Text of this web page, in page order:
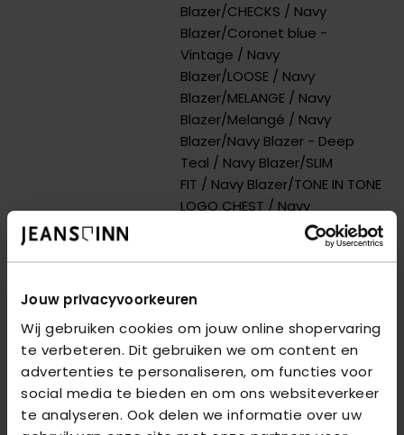
Jouw privacyvoorkeuren
Wij gebruiken cookies om jouw online shopervaring
te verbeteren. Dit gebruiken we om content en
advertenties te personaliseren, om functies voor
social media te bieden en om ons websiteverkeer
te analyseren. Ook delen we informatie over uw
Blazer/CHECKS / Navy
Blazer/Coronet blue -
Vintage / Navy
Blazer/LOOSE / Navy
Blazer/MELANGE / Navy
Blazer/Melangé / Navy
Blazer/Navy Blazer - Deep
Teal / Navy Blazer/SLIM
FIT / Navy Blazer/TONE IN TONE
LOGO CHEST / Navy
Blazer/Vineyard Wine - Kombu
OMSCHRIJVING
JACDENIM TRUNKS 3 PACK NOOS JNR - Navy Blazer/Dark
VRAGEN OVER DIT PRODUCT?